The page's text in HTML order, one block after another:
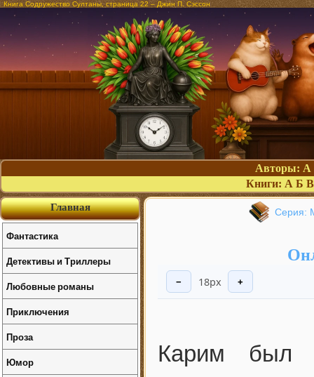
Книга Содружество Султаны, страница 22 – Джин П. Сэссон
Авторы: А
Книги: А Б В
Серия:
− 18px +
Карим был
Главная
Фантастика
Детективы и Триллеры
Любовные романы
Приключения
Проза
Юмор